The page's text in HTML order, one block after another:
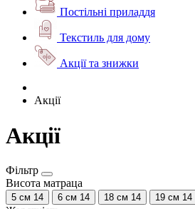
Постільні приладдя
Текстиль для дому
Акції та знижки
Акції
Акції
Фільтр
Висота матраца
5 см 14 6 см 14 18 см 14 19 см 14